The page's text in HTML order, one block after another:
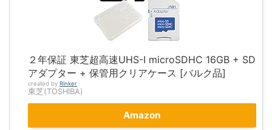
２年保証 東芝超高速UHS-I microSDHC 16GB + SD
アダプター + 保管用クリアケース [バルク品]
created by Rinker
東芝(TOSHIBA)
Amazon